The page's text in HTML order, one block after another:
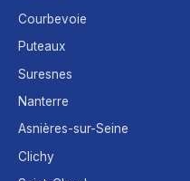
Courbevoie
Puteaux
Suresnes
Nanterre
Asnières-sur-Seine
Clichy